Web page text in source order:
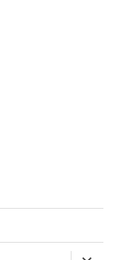
expandir